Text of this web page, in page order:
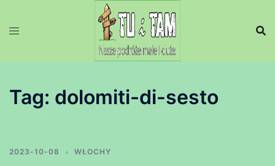
Tag: dolomiti-di-sesto
2023-10-08 WŁOCHY